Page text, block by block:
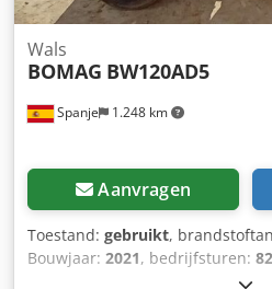
Spanje 1.248 km
Wals
BOMAG BW120AD5
Aanvragen
Toestand: gebruikt,
Bouwjaar: 2021, bedrijfsturen:
kg Afmetingen (LxBxH): 253 x